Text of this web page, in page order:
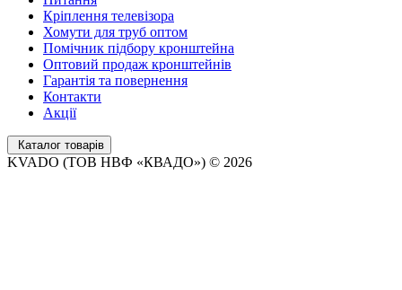
Кріплення телевізора
Хомути для труб оптом
Помічник підбору кронштейна
Оптовий продаж кронштейнів
Гарантія та повернення
Контакти
Акції
Каталог товарів
KVADO (ТОВ НВФ «КВАДО») © 2026